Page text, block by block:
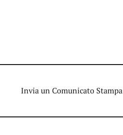
Invia un Comunicato Stampa